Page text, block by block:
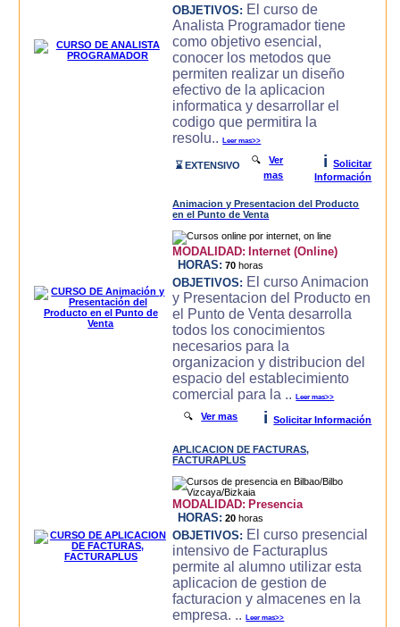
OBJETIVOS: El curso de
Analista Programador tiene
como objetivo esencial,
conocer los metodos que
permiten realizar un diseño
efectivo de la aplicacion
informatica y desarrollar el
codigo que permitira la
resolu..Leer mas>>
⌛ EXTENSIVO 🔍Ver
mas
i
Solicitar
Información
Animacion y Presentacion del Producto
en el Punto de Venta
MODALIDAD: Internet (Online)
HORAS: 70 horas
OBJETIVOS: El curso Animacion
y Presentacion del Producto en
el Punto de Venta desarrolla
todos los conocimientos
necesarios para la
organizacion y distribucion del
espacio del establecimiento
comercial para la ..Leer mas>>
🔍Ver mas i Solicitar Información
APLICACION DE FACTURAS,
FACTURAPLUS
MODALIDAD: Presencia
HORAS: 20 horas
OBJETIVOS: El curso presencial
intensivo de Facturaplus
permite al alumno utilizar esta
aplicacion de gestion de
facturacion y almacenes en la
empresa. ..Leer mas>>